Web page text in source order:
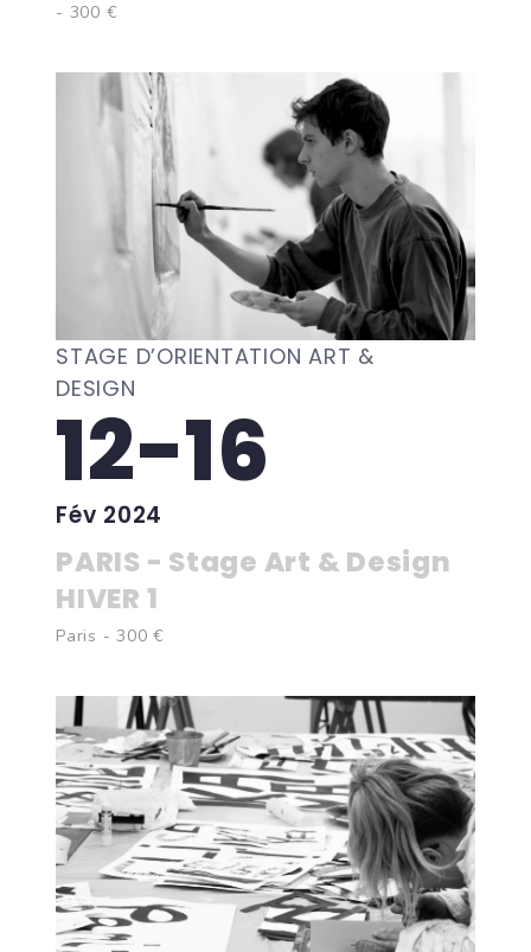
- 300 €
STAGE D’ORIENTATION ART &
DESIGN
12-16
Fév 2024
PARIS - Stage Art & Design
HIVER 1
Paris - 300 €